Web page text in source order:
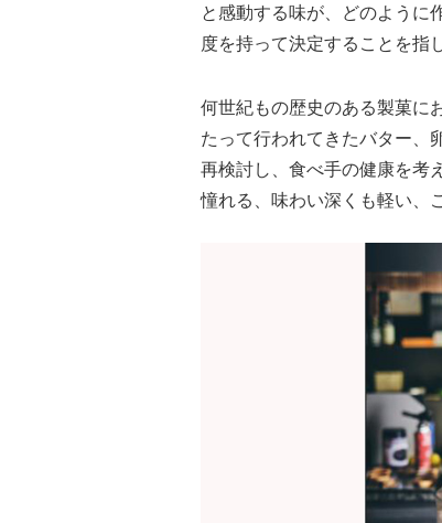
と感動する味が、どのように
度を持って決定することを指
何世紀もの歴史のある製菓に
たって行われてきたバター、
再検討し、食べ手の健康を考
憧れる、味わい深くも軽い、